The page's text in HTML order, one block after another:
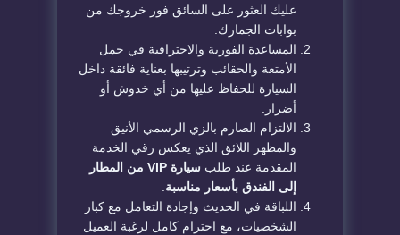
عليك العثور على السائق فور خروجك من
بوابات الجمارك.
المساعدة الفورية والاحترافية في حمل
الأمتعة والحقائب وترتيبها بعناية فائقة داخل
السيارة للحفاظ عليها من أي خدوش أو
أضرار.
الالتزام الصارم بالزي الرسمي الأنيق
والمظهر اللائق الذي يعكس رقي الخدمة
المقدمة عند طلب
سيارة VIP من المطار
إلى الفندق بأسعار مناسبة
اللباقة في الحديث وإجادة التعامل مع كبار
الشخصيات، مع احترام كامل لرغبة العميل